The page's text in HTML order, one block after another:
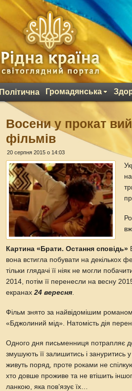
Політична Громадянська
Восени у прокат
фільмів
20 серпня 2015 о 14:03
Картина «Брати. Остання сповідь»
вона встигла побувати на декількох
тільки глядачі її ніяк не могли
2014, потім її перенесли на весну
екранах24 вересня
Фільм знято за найвідомішим
«Бджолиний мід». Натомість дія
Одного дня письменниця потрапляє
змушують її залишитись і зануритись
живуть поряд, проте роками не
хто довше проживе та не втішить
ланкою, яка пов’язує їх…